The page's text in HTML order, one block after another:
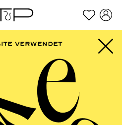
Zum Footer springen